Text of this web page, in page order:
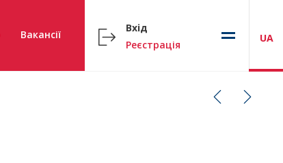
Вакансії
Вхід
Реєстрація
UA